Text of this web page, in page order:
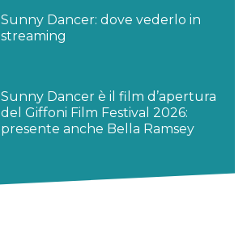
Sunny Dancer: dove vederlo in
streaming
Sunny Dancer è il film d’apertura
del Giffoni Film Festival 2026:
presente anche Bella Ramsey